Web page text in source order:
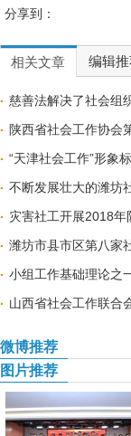
分享到：
相关文章 编辑
慈善法解决了社会组
陕西省社会工作协会
“天津社会工作”形象
不断发展壮大的潍坊
灾害社工开展2018年
潍坊市县市区第八家
小组工作基础理论之
山西省社会工作联合
微博推荐
图片推荐